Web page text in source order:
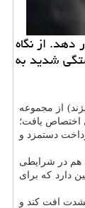
دهد. از نگاه
شدید به
از مجموعه
اختصاص یافت؛
دستمزد و
هم در شرایطی
دارد که برای
ناآرامی های دی ماه، سبب شده تقاضا بشدت افت کند و